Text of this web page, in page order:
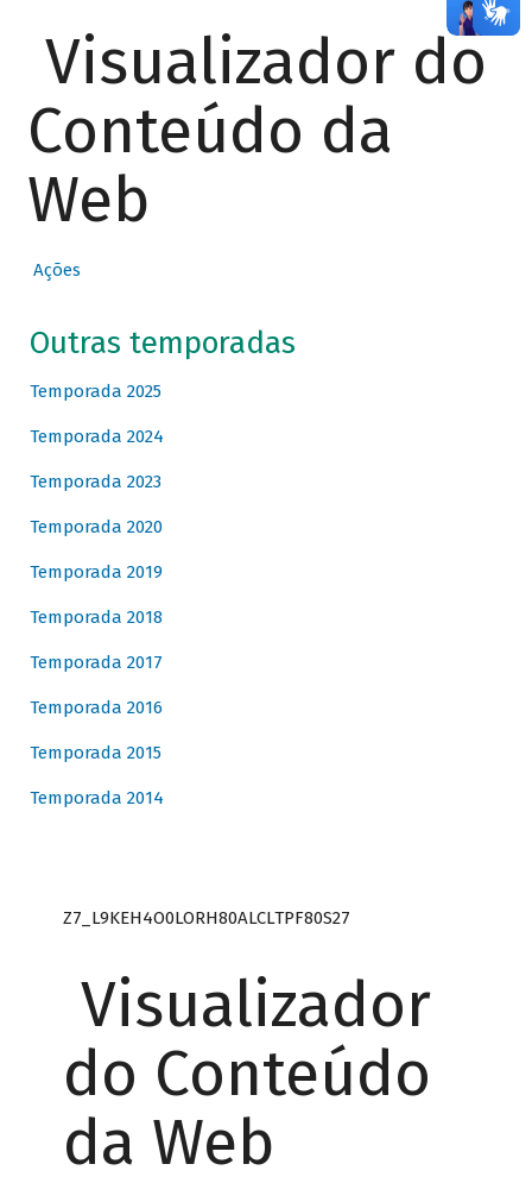
Visualizador do
Conteúdo da
Web
Ações
Outras temporadas
Temporada 2025
Temporada 2024
Temporada 2023
Temporada 2020
Temporada 2019
Temporada 2018
Temporada 2017
Temporada 2016
Temporada 2015
Temporada 2014
Z7_L9KEH4O0LORH80ALCLTPF80S27
Visualizador
do Conteúdo
da Web